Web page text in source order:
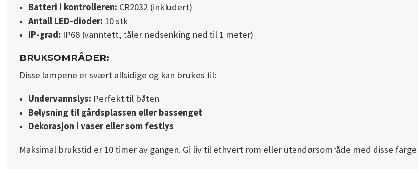
Batteri i kontrolleren: CR2032 (inkludert)
Antall LED-dioder: 10 stk
IP-grad: IP68 (vanntett, tåler nedsenking ned til 1 meter)
BRUKSOMRÅDER:
Disse lampene er svært allsidige og kan brukes til:
Undervannslys: Perfekt til båten
Belysning til gårdsplassen eller bassenget
Dekorasjon i vaser eller som festlys
Maksimal brukstid er 10 timer av gangen. Gi liv til ethvert rom eller utendørsområde med disse